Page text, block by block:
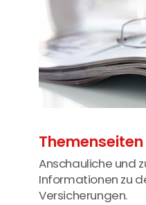
Themenseiten
Anschauliche und
Informationen zu
Versicherungen.